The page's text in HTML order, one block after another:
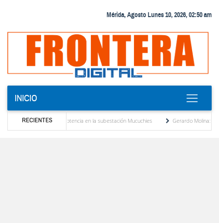
Mérida, Agosto Lunes 10, 2026, 02:50 am
INICIO
RECIENTESde potencia en la subestación Mucuchies
Gerardo Molina: “El